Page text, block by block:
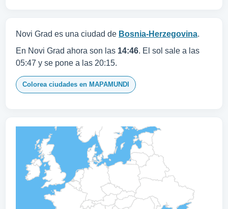
Novi Grad es una ciudad de Bosnia-Herzegovina.
En Novi Grad ahora son las 14:46. El sol sale a las
05:47 y se pone a las 20:15.
Colorea ciudades en MAPAMUNDI